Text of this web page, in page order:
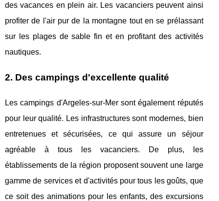
des vacances en plein air. Les vacanciers peuvent ainsi
profiter de l'air pur de la montagne tout en se prélassant
sur les plages de sable fin et en profitant des activités
nautiques.
2. Des campings d'excellente qualité
Les campings d'Argeles-sur-Mer sont également réputés
pour leur qualité. Les infrastructures sont modernes, bien
entretenues et sécurisées, ce qui assure un séjour
agréable à tous les vacanciers. De plus, les
établissements de la région proposent souvent une large
gamme de services et d'activités pour tous les goûts, que
ce soit des animations pour les enfants, des excursions